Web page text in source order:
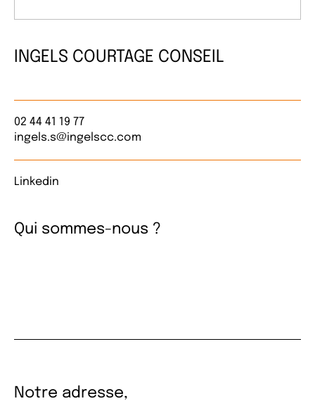
INGELS COURTAGE CONSEIL
02 44 41 19 77
ingels.s@ingelscc.com
Linkedin
Qui sommes-nous ?
Notre adresse,